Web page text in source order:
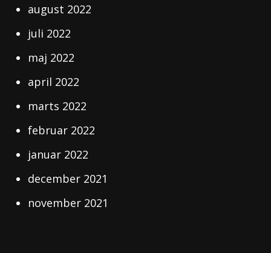
august 2022
juli 2022
maj 2022
april 2022
marts 2022
februar 2022
januar 2022
december 2021
november 2021